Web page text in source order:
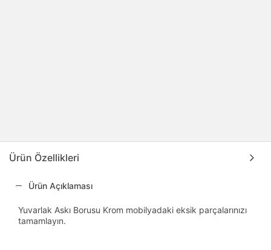
Ürün Özellikleri
Ürün Açıklaması
Yuvarlak Askı Borusu Krom mobilyadaki eksik parçalarınızı
tamamlayın.